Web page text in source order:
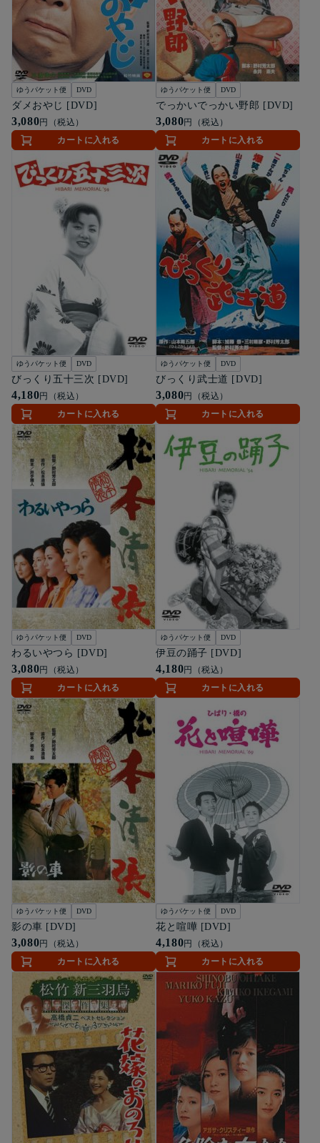
ゆうパケット便 DVD
ダメおやじ [DVD]
3,080円（税込）
カートに入れる
ゆうパケット便 DVD
でっかいでっかい野郎 [DVD]
3,080円（税込）
カートに入れる
ゆうパケット便 DVD
びっくり五十三次 [DVD]
4,180円（税込）
カートに入れる
ゆうパケット便 DVD
びっくり武士道 [DVD]
3,080円（税込）
カートに入れる
ゆうパケット便 DVD
わるいやつら [DVD]
3,080円（税込）
カートに入れる
ゆうパケット便 DVD
伊豆の踊子 [DVD]
4,180円（税込）
カートに入れる
ゆうパケット便 DVD
影の車 [DVD]
3,080円（税込）
カートに入れる
ゆうパケット便 DVD
花と喧嘩 [DVD]
4,180円（税込）
カートに入れる